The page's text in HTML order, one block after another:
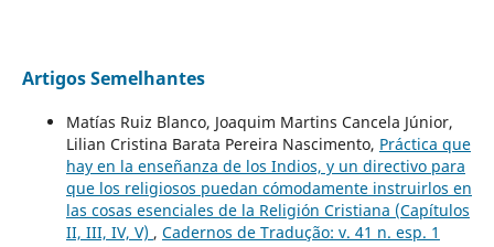
Artigos Semelhantes
Matías Ruiz Blanco, Joaquim Martins Cancela Júnior,
Lilian Cristina Barata Pereira Nascimento, Práctica que
hay en la enseñanza de los Indios, y un directivo para
que los religiosos puedan cómodamente instruirlos en
las cosas esenciales de la Religión Cristiana (Capítulos
II, III, IV, V) , Cadernos de Tradução: v. 41 n. esp. 1